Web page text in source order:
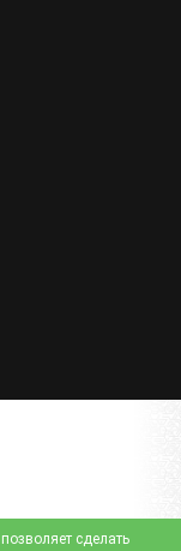
сделать